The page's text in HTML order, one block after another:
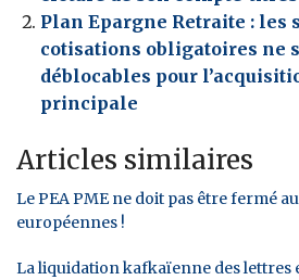
Plan Epargne Retraite : les
cotisations obligatoires ne
déblocables pour
principale
Articles similaires
Le PEA PME ne doit pas être fermé
européennes !
La liquidation kafkaïenne des lettres